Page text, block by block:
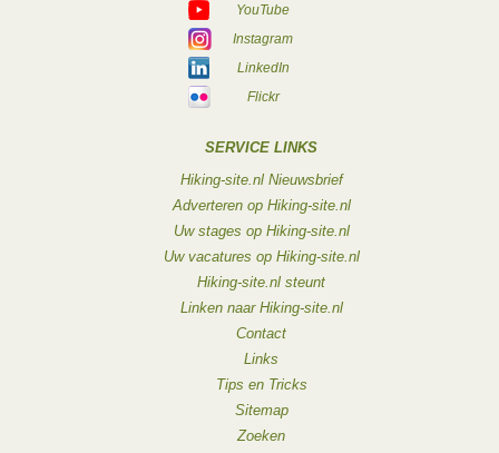
YouTube
Instagram
LinkedIn
Flickr
SERVICE LINKS
Hiking-site.nl Nieuwsbrief
Adverteren op Hiking-site.nl
Uw stages op Hiking-site.nl
Uw vacatures op Hiking-site.nl
Hiking-site.nl steunt
Linken naar Hiking-site.nl
Contact
Links
Tips en Tricks
Sitemap
Zoeken